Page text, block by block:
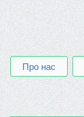
Про нас